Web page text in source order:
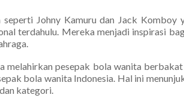
Johny Kamuru dan Jack Komboy
terdahulu. Mereka menjadi inspirasi
melahirkan pesepak bola wanita
bola wanita Indonesia. Hal ini
kategori.